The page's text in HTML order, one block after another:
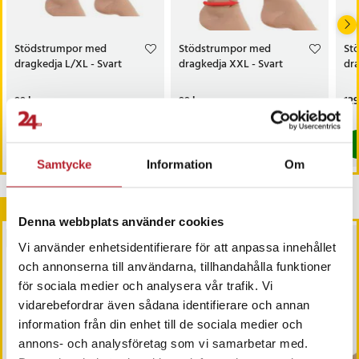
Samtycke Information Om
Denna webbplats använder cookies
Vi använder enhetsidentifierare för att anpassa innehållet
och annonserna till användarna, tillhandahålla funktioner
för sociala medier och analysera vår trafik. Vi
vidarebefordrar även sådana identifierare och annan
information från din enhet till de sociala medier och
annons- och analysföretag som vi samarbetar med.
Stödstrumpor med
dragkedja L/XL - Svart
Pris:99 kr
99 kr
I lager, levereras inom 1-2 vardagar
Stödstrumpor med
dragkedja XXL - Svart
Pris:99 kr
99 kr
I lager, levereras inom 1-2 vardagar